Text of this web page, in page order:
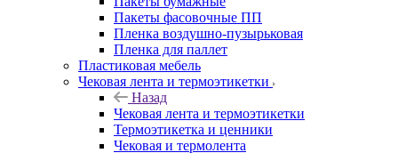
Пакеты фасовочные ПП
Пленка воздушно-пузырьковая
Пленка для паллет
Пластиковая мебель
Чековая лента и термоэтикетки
Назад
Чековая лента и термоэтикетки
Термоэтикетка и ценники
Чековая и термолента